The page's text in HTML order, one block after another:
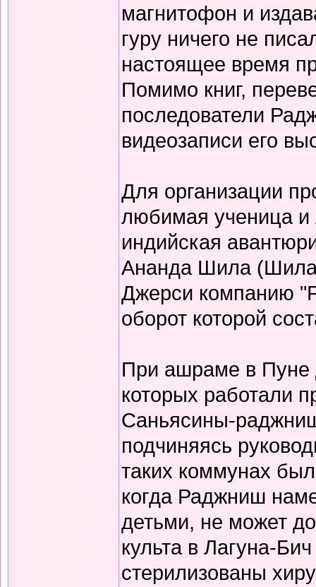
магнитофон и
гуру ничего не
настоящее время
Помимо книг,
последователи
видеозаписи его
Для организации
любимая ученица
индийская
Ананда Шила
Джерси компанию
оборот которой
При ашраме в Пуне
которых работали
Саньясины-
подчиняясь
таких коммунах
когда Раджниш
детьми, не может
культа в Лагуна-
стерилизованы